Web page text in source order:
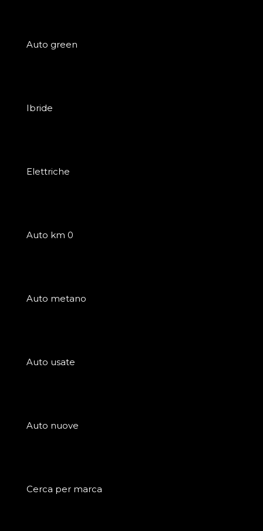
Auto green
Ibride
Elettriche
Auto km 0
Auto metano
Auto usate
Auto nuove
Cerca per marca